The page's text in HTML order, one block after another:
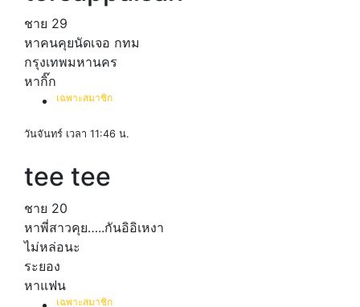
ชาย 29
หาคนคุยนัดเจอ กทม
กรุงเทพมหานคร
หากิ๊ก
เฉพาะสมาชิก
วันจันทร์ เวลา 11:46 น.
tee tee
ชาย 20
หาพี่สาวคุย…..กันอิอิเหงา
ไม่หล่อนะ
ระยอง
หาแฟน
เฉพาะสมาชิก